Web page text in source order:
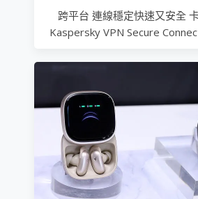
跨平台 連線穩定快速又安全
Kaspersky VPN Secure